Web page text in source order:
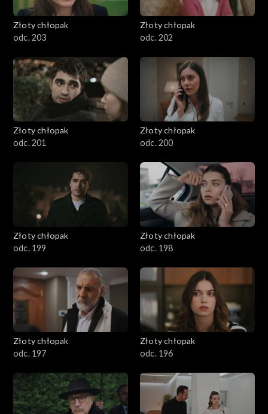
Złoty chłopak
odc. 203
Złoty chłopak
odc. 202
Złoty chłopak
odc. 201
Złoty chłopak
odc. 200
Złoty chłopak
odc. 199
Złoty chłopak
odc. 198
Złoty chłopak
odc. 197
Złoty chłopak
odc. 196